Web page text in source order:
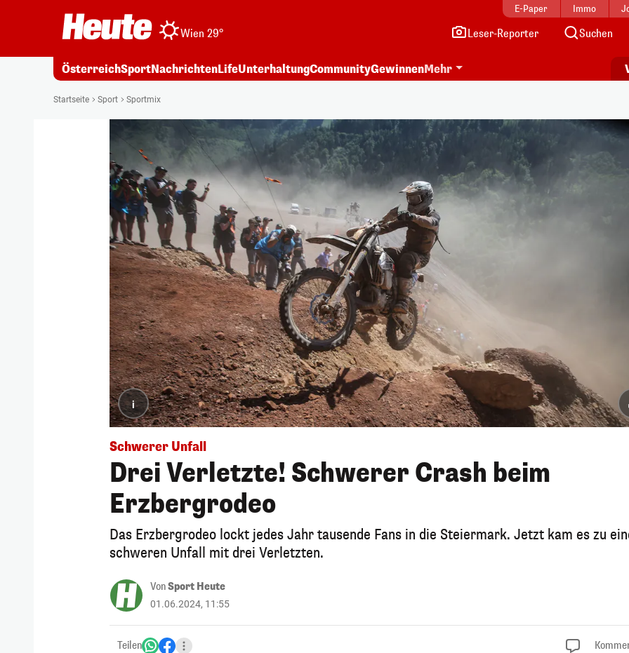
E-Paper Immo
Wien 29° Leser-Reporter Suchen
ÖsterreichSportNachrichtenLifeUnterhaltungCommunityGewinnenMehr
Startseite Sport Sportmix
i
Schwerer Unfall
Drei Verletzte! Schwerer Crash beim
Erzbergrodeo
Das Erzbergrodeo lockt jedes Jahr tausende Fans in die Steiermark. Jetzt kam es zu
schweren Unfall mit drei Verletzten.
VonSport Heute
01.06.2024, 11:55
Teilen